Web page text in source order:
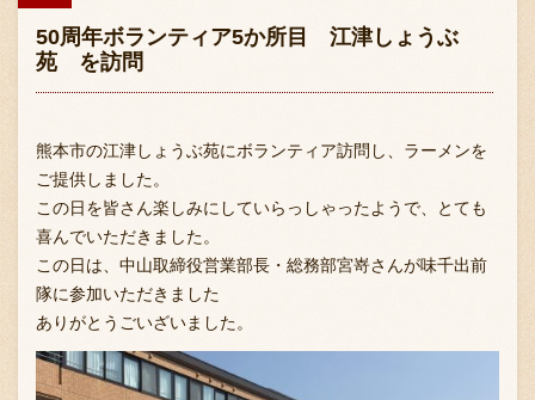
50周年ボランティア5か所目 江津しょうぶ
苑 を訪問
熊本市の江津しょうぶ苑にボランティア訪問し、ラーメンを
ご提供しました。
この日を皆さん楽しみにしていらっしゃったようで、とても
喜んでいただきました。
この日は、中山取締役営業部長・総務部宮嵜さんが味千出前
隊に参加いただきました
ありがとうごいざいました。